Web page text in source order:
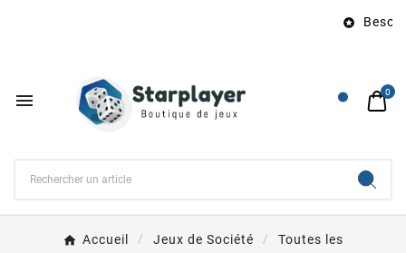

 0
Accueil Jeux de Société
Toutes les